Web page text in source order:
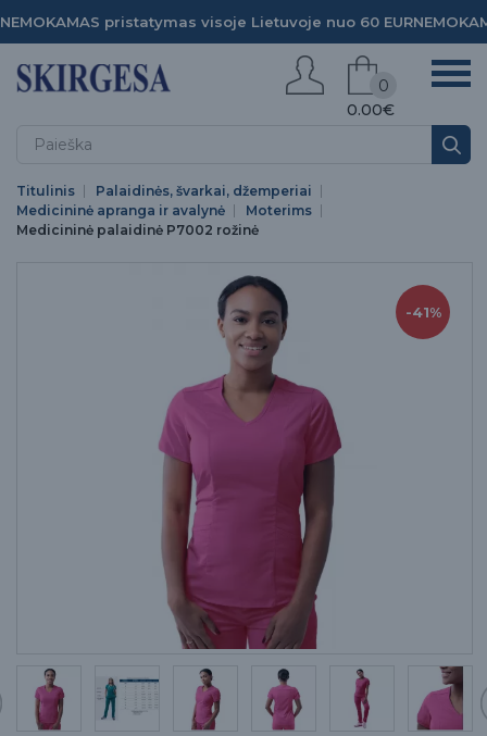
NEMOKAMAS pristatymas visoje Lietuvoje nuo 60 EUR
0.00€
0
Titulinis
Palaidinės, švarkai, džemperiai
Medicininė apranga ir avalynė
Moterims
Medicininė palaidinė P7002 rožinė
-41%